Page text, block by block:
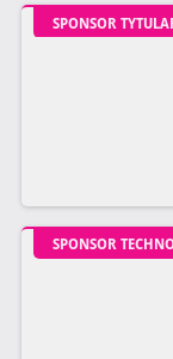
SPONSOR
SPONSOR